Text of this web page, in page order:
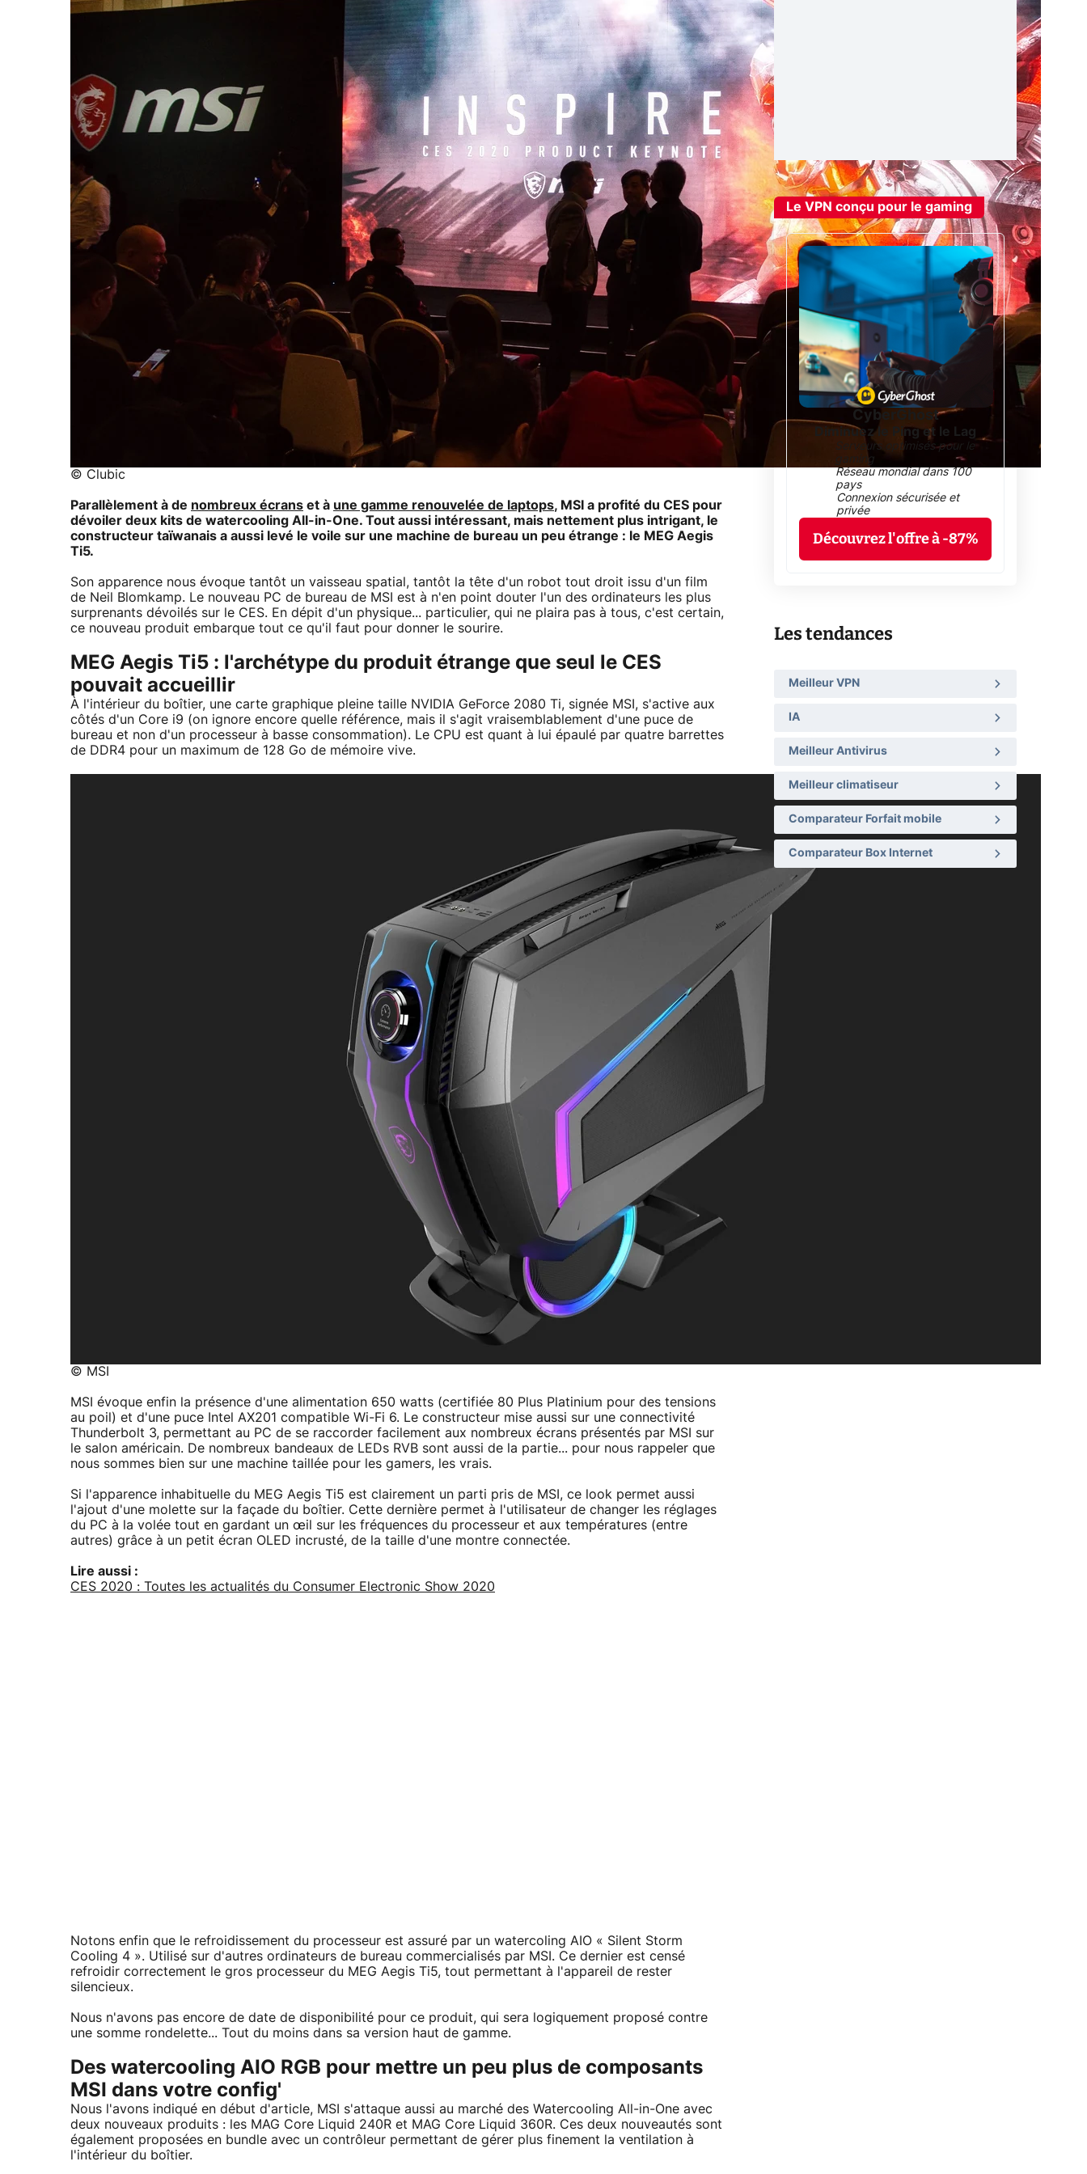
© Clubic
Parallèlement à de nombreux écrans et à une gamme renouvelée de laptops, MSI a profité du CES pour
dévoiler deux kits de watercooling All-in-One. Tout aussi intéressant, mais nettement plus intrigant, le
constructeur taïwanais a aussi levé le voile sur une machine de bureau un peu étrange : le MEG Aegis
Ti5.
Son apparence nous évoque tantôt un vaisseau spatial, tantôt la tête d'un robot tout droit issu d'un film
de Neil Blomkamp. Le nouveau PC de bureau de MSI est à n'en point douter l'un des ordinateurs les plus
surprenants dévoilés sur le CES. En dépit d'un physique... particulier, qui ne plaira pas à tous, c'est certain,
ce nouveau produit embarque tout ce qu'il faut pour donner le sourire.
MEG Aegis Ti5 : l'archétype du produit étrange que seul le CES
pouvait accueillir
À l'intérieur du boîtier, une carte graphique pleine taille NVIDIA GeForce 2080 Ti, signée MSI, s'active aux
côtés d'un Core i9 (on ignore encore quelle référence, mais il s'agit vraisemblablement d'une puce de
bureau et non d'un processeur à basse consommation). Le CPU est quant à lui épaulé par quatre barrettes
de DDR4 pour un maximum de 128 Go de mémoire vive.
© MSI
MSI évoque enfin la présence d'une alimentation 650 watts (certifiée 80 Plus Platinium pour des tensions
au poil) et d'une puce Intel AX201 compatible Wi-Fi 6. Le constructeur mise aussi sur une connectivité
Thunderbolt 3, permettant au PC de se raccorder facilement aux nombreux écrans présentés par MSI sur
le salon américain. De nombreux bandeaux de LEDs RVB sont aussi de la partie... pour nous rappeler que
nous sommes bien sur une machine taillée pour les gamers, les vrais.
Si l'apparence inhabituelle du MEG Aegis Ti5 est clairement un parti pris de MSI, ce look permet aussi
l'ajout d'une molette sur la façade du boîtier. Cette dernière permet à l'utilisateur de changer les réglages
du PC à la volée tout en gardant un œil sur les fréquences du processeur et aux températures (entre
autres) grâce à un petit écran OLED incrusté, de la taille d'une montre connectée.
Lire aussi :
CES 2020 : Toutes les actualités du Consumer Electronic Show 2020
Notons enfin que le refroidissement du processeur est assuré par un watercoling AIO « Silent Storm
Cooling 4 ». Utilisé sur d'autres ordinateurs de bureau commercialisés par MSI. Ce dernier est censé
refroidir correctement le gros processeur du MEG Aegis Ti5, tout permettant à l'appareil de rester
silencieux.
Nous n'avons pas encore de date de disponibilité pour ce produit, qui sera logiquement proposé contre
une somme rondelette... Tout du moins dans sa version haut de gamme.
Des watercooling AIO RGB pour mettre un peu plus de composants
MSI dans votre config'
Nous l'avons indiqué en début d'article, MSI s'attaque aussi au marché des Watercooling All-in-One avec
deux nouveaux produits : les MAG Core Liquid 240R et MAG Core Liquid 360R. Ces deux nouveautés sont
également proposées en bundle avec un contrôleur permettant de gérer plus finement la ventilation à
l'intérieur du boîtier.
Le VPN conçu pour le gaming
CyberGhost
Diminuez le Ping et le Lag
Serveurs optimisés pour le
gaming
Réseau mondial dans 100
pays
Connexion sécurisée et
privée
Découvrez l'offre à -87%
Les tendances
Meilleur VPN
IA
Meilleur Antivirus
Meilleur climatiseur
Comparateur Forfait mobile
Comparateur Box Internet